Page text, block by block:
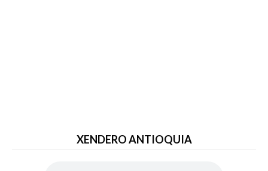
XENDERO ANTIOQUIA